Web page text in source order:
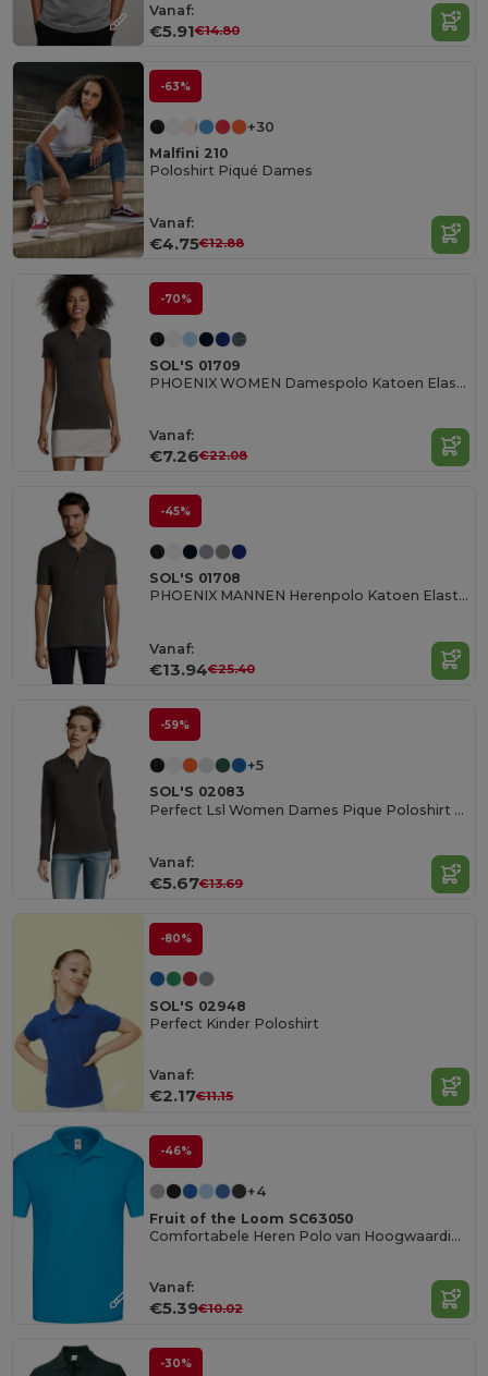
Vanaf:
€5.91€14.80
-63%
+30
Malfini 210
Poloshirt Piqué Dames
Vanaf:
€4.75€12.88
-70%
SOL'S 01709
PHOENIX WOMEN Damespolo Katoen Elastaan
Vanaf:
€7.26€22.08
-45%
SOL'S 01708
PHOENIX MANNEN Herenpolo Katoen Elastaan
Vanaf:
€13.94€25.40
-59%
+5
SOL'S 02083
Perfect Lsl Women Dames Pique Poloshirt Met Lange Mouwen
Vanaf:
€5.67€13.69
-80%
SOL'S 02948
Perfect Kinder Poloshirt
Vanaf:
€2.17€11.15
-46%
+4
Fruit of the Loom SC63050
Comfortabele Heren Polo van Hoogwaardige Katoen
Vanaf:
€5.39€10.02
-30%